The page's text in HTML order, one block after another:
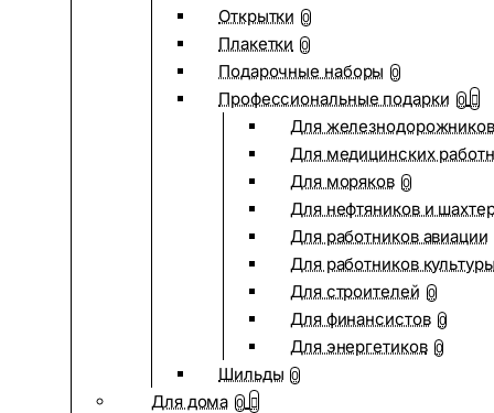
Открытки 0
Плакетки 0
Подарочные наборы 0
Профессиональные подарки 0
Для железнодорожников
Для медицинских
Для моряков 0
Для нефтяников и
Для работников авиации
Для работников
Для строителей 0
Для финансистов 0
Для энергетиков 0
Шильды 0
Для дома 0